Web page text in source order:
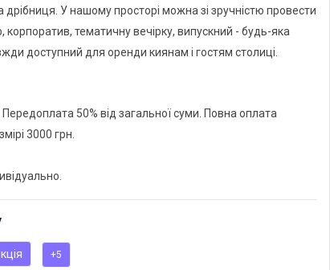
У нашому просторі можна зі зручністю провести
тематичну вечірку, випускний - будь-яка
доступний для оренди киянам і гостям столиці.
50% від загальної суми. Повна оплата
3000 грн.
+5